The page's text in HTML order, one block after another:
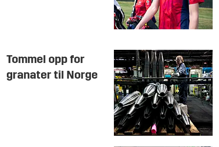
Tommel opp for
granater til Norge